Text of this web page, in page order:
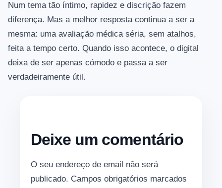
Num tema tão íntimo, rapidez e discrição fazem
diferença. Mas a melhor resposta continua a ser a
mesma: uma avaliação médica séria, sem atalhos,
feita a tempo certo. Quando isso acontece, o digital
deixa de ser apenas cómodo e passa a ser
verdadeiramente útil.
Deixe um comentário
O seu endereço de email não será
publicado. Campos obrigatórios marcados